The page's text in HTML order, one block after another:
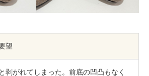
ダビング
望
剥がれてしまった。前底の凹凸もなく